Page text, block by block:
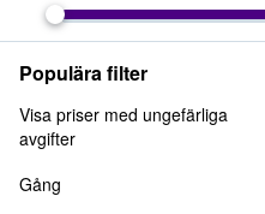
Populära filter
Visa priser med ungefärliga
avgifter
Gång